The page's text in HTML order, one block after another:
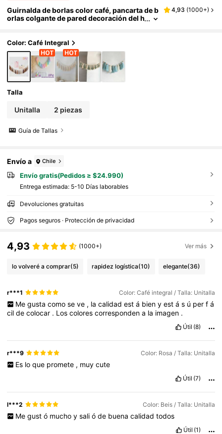
Guirnalda de borlas color café, pancarta de b
orlas colgante de pared decoración del h
pared, adecuada para bodas, cumpleaños, s
uministros para fiesta de baby shower, deco
ración de habitación, decoración del hogar,
decoración de habitación, regalos de decora
ción de pared, ceremonias de graduación
4,93 (1000+)
Color: Café Integral
Talla
Unitalla 2 piezas
Guía de Tallas
Envío a Chile
Envío gratis(Pedidos ≥ $24.990)
Entrega estimada: 5-10 Días laborables
Devoluciones gratuitas
Pagos seguros · Protección de privacidad
4,93 (1000+) Ver más
lo volveré a comprar(5) rapidez logística(10) elegante(36)
r***1 Color: Café integral / Talla: Unitalla
Me gusta como se ve , la calidad est á bien y est á s ú per f á
cildecolocar . Loscolorescorrespondena la imagen .
Útil (8)
r***9 Color: Rosa / Talla: Unitalla
Es lo que promete , muy cute
Útil (7)
l***2 Color: Beis / Talla: Unitalla
Me gust ó mucho y sali ó de buena calidad todos
Útil (1)